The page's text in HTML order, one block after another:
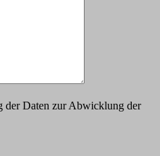
der Daten zur Abwicklung der